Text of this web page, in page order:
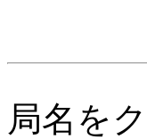
局名を